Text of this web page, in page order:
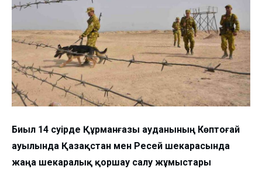
Биыл 14 сәуірде Құрманғазы ауданының Көптоғай
ауылында Қазақстан мен Ресей шекарасында
жаңа шекаралық қоршау салу жұмыстары